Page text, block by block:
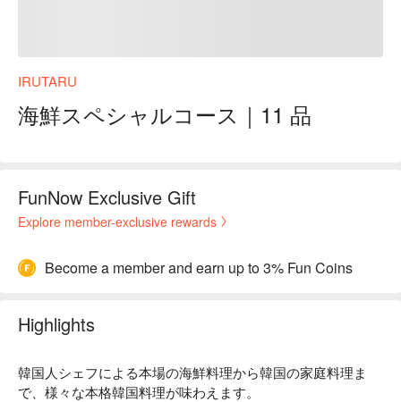
IRUTARU
海鮮スペシャルコース｜11 品
FunNow Exclusive Gift
Explore member-exclusive rewards
Become a member and earn up to 3% Fun Coins
Highlights
韓国人シェフによる本場の海鮮料理から韓国の家庭料理ま
で、様々な本格韓国料理が味わえます。